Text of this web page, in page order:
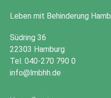
Leben mit Behinderung
Südring 36
22303 Hamburg
Tel. 040-270 790 0
info@lmbhh.de